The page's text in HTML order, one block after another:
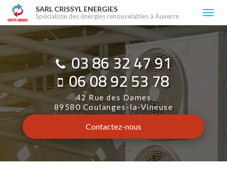
Aller
au
contenu
principal
SARL CRISSYL ENERGIES
Spécialiste des énergies renouvelables à Auxerre
03 86 32 47 91
06 08 92 53 78
42 Rue des Dames
89580 Coulanges-la-Vineuse
Contactez-nous